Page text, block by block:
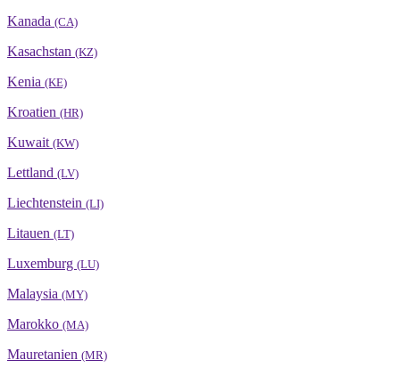
Kanada (CA)
Kasachstan (KZ)
Kenia (KE)
Kroatien (HR)
Kuwait (KW)
Lettland (LV)
Liechtenstein (LI)
Litauen (LT)
Luxemburg (LU)
Malaysia (MY)
Marokko (MA)
Mauretanien (MR)